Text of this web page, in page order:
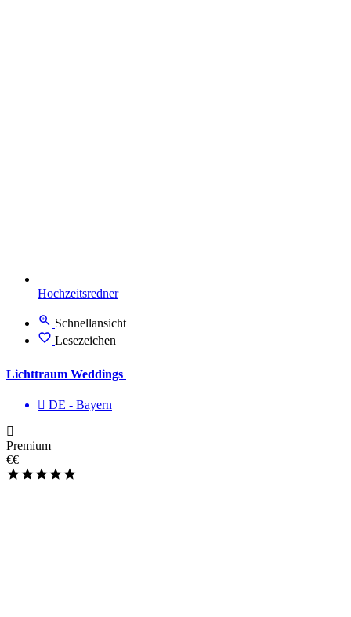
Hochzeitsredner
Schnellansicht
Lesezeichen
Lichttraum Weddings
DE - Bayern
Premium
€€